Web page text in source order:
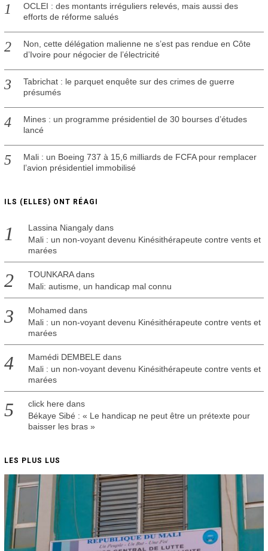
OCLEI : des montants irréguliers relevés, mais aussi des
efforts de réforme salués
Non, cette délégation malienne ne s’est pas rendue en Côte
d’Ivoire pour négocier de l’électricité
Tabrichat : le parquet enquête sur des crimes de guerre
présumés
Mines : un programme présidentiel de 30 bourses d’études
lancé
Mali : un Boeing 737 à 15,6 milliards de FCFA pour remplacer
l’avion présidentiel immobilisé
ILS (ELLES) ONT RÉAGI
Lassina Niangalydans
Mali : un non-voyant devenu Kinésithérapeute contre vents et
marées
TOUNKARAdans
Mali: autisme, un handicap mal connu
Mohamed dans
Mali : un non-voyant devenu Kinésithérapeute contre vents et
marées
Mamédi DEMBELEdans
Mali : un non-voyant devenu Kinésithérapeute contre vents et
marées
click here dans
Békaye Sibé : « Le handicap ne peut être un prétexte pour
baisser les bras »
LES PLUS LUS